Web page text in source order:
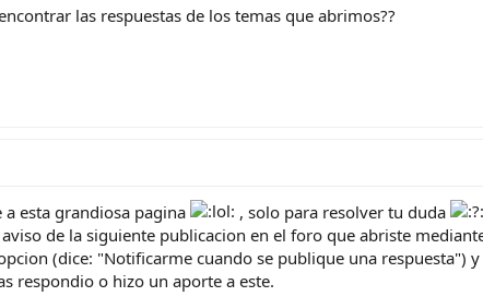
las respuestas de los temas que abrimos??
esta grandiosa pagina , solo para resolver tu duda
de la siguiente publicacion en el foro que abriste
(dice: "Notificarme cuando se publique una respuesta")
respondio o hizo un aporte a este.